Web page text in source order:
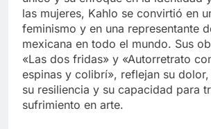
las mujeres, Kahlo se convirtió en
feminismo y en una representante
mexicana en todo el mundo. Sus
«Las dos fridas» y «Autorretrato
espinas y colibrí», reflejan su
su resiliencia y su capacidad para
sufrimiento en arte.